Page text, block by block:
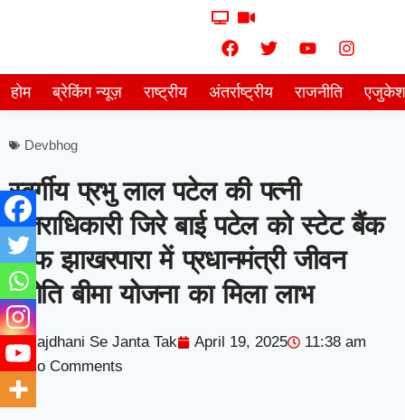
होम ब्रेकिंग न्यूज़ राष्ट्रीय अंतर्राष्ट्रीय राजनीति
Devbhog
स्वर्गीय प्रभु लाल पटेल की पत्नी
उत्तराधिकारी जिरे बाई पटेल को स्टेट बैंक
ऑफ झाखरपारा में प्रधानमंत्री जीवन
ज्योति बीमा योजना का मिला लाभ
Rajdhani Se Janta Tak April 19, 2025
11:38 am
No Comments